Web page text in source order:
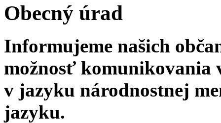
Obecný úrad
Informujeme našich
možnosť komunikovania
v jazyku národnostnej
jazyku.